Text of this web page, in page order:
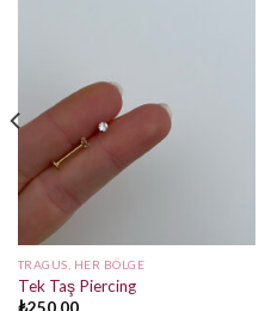
TRAGUS, HER BÖLGE
Tek Taş Piercing